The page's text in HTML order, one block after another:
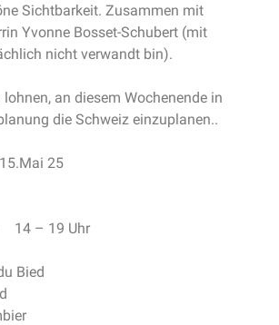
Sichtbarkeit. Zusammen mit
Yvonne Bosset-Schubert (mit
nicht verwandt bin).
lohnen, an diesem Wochenende in
die Schweiz einzuplanen..
25
14 – 19 Uhr
Bied